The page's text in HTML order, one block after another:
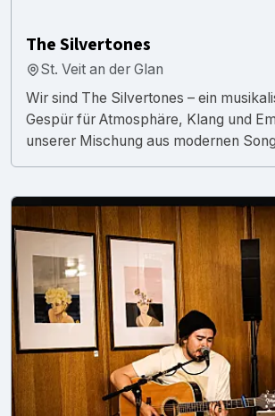
The Silvertones
St. Veit an der Glan
Wir sind The Silvertones – ein
Gespür für Atmosphäre, Klang und
unserer Mischung aus modernen